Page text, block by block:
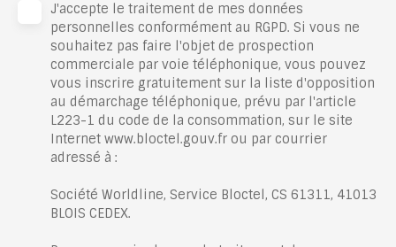
J'accepte le traitement de mes données
personnelles conformément au RGPD. Si vous ne
souhaitez pas faire l'objet de prospection
commerciale par voie téléphonique, vous pouvez
vous inscrire gratuitement sur la liste d'opposition
au démarchage téléphonique, prévu par l'article
L223-1 du code de la consommation, sur le site
Internet www.bloctel.gouv.fr ou par courrier
adressé à :
Société Worldline, Service Bloctel, CS 61311, 41013
BLOIS CEDEX.